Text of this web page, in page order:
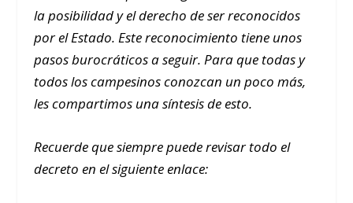
la posibilidad y el derecho de ser reconocidos
por el Estado. Este reconocimiento tiene unos
pasos burocráticos a seguir. Para que todas y
todos los campesinos conozcan un poco más,
les compartimos una síntesis de esto.
Recuerde que siempre puede revisar todo el
decreto en el siguiente enlace: